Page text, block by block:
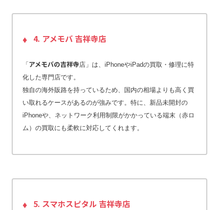
4. アメモバ 吉祥寺店
「 アメモバの吉祥寺店」は、iPhoneやiPadの買取・修理に特
化した専門店です。
独自の海外販路を持っているため、国内の相場よりも高く買
い取れるケースがあるのが強みです。特に、新品未開封の
iPhoneや、ネットワーク利用制限がかかっている端末（赤ロ
ム）の買取にも柔軟に対応してくれます。
5. スマホスピタル 吉祥寺店